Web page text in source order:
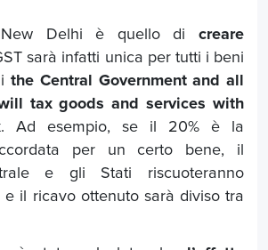
New Delhi è quello di creare
sarà infatti unica per tutti i beni
the Central Government and all
tax goods and services with
. Ad esempio, se il 20% è la
per un certo bene, il
e gli Stati riscuoteranno
e il ricavo ottenuto sarà diviso tra